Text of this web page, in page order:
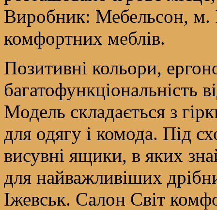
Виробник: Мебельсон, м.
комфортних меблів.
Позитивні кольори,
багатофункціональність
Модель складається з
для одягу і комода. Під
висувні ящики, в яких
для найважливіших
Іжевськ. Салон Світ